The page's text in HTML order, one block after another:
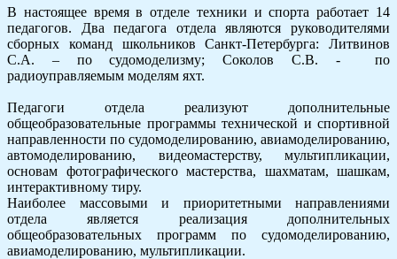
В настоящее время в отделе техники и спорта работает 14
педагогов. Два педагога отдела являются руководителями
сборных команд школьников Санкт-Петербурга: Литвинов
С.А. – по судомоделизму; Соколов С.В. - по
радиоуправляемым моделям яхт.
Педагоги отдела реализуют дополнительные
общеобразовательные программы технической и спортивной
направленности по судомоделированию, авиамоделированию,
автомоделированию, видеомастерству, мультипликации,
основам фотографического мастерства, шахматам, шашкам,
интерактивному тиру.
Наиболее массовыми и приоритетными направлениями
отдела является реализация дополнительных
общеобразовательных программ по судомоделированию,
авиамоделированию, мультипликации.